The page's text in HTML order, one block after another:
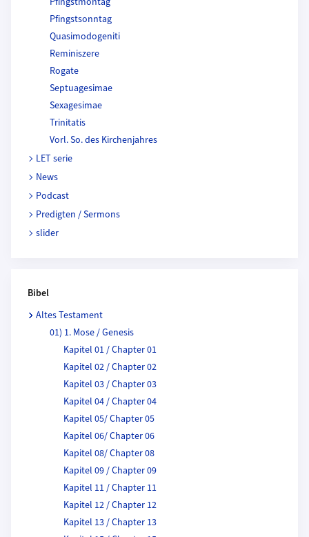
Pfingstsonntag
Quasimodogeniti
Reminiszere
Rogate
Septuagesimae
Sexagesimae
Trinitatis
Vorl. So. des Kirchenjahres
LET serie
News
Podcast
Predigten / Sermons
slider
Bibel
Altes Testament
01) 1. Mose / Genesis
Kapitel 01 / Chapter 01
Kapitel 02 / Chapter 02
Kapitel 03 / Chapter 03
Kapitel 04 / Chapter 04
Kapitel 05/ Chapter 05
Kapitel 06/ Chapter 06
Kapitel 08/ Chapter 08
Kapitel 09 / Chapter 09
Kapitel 11 / Chapter 11
Kapitel 12 / Chapter 12
Kapitel 13 / Chapter 13